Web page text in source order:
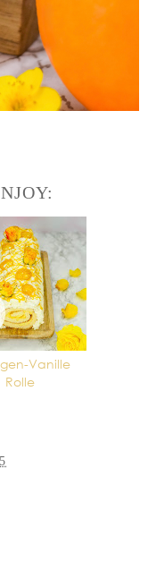
Vanille
Rolle